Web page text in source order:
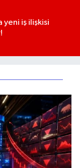
yeni iş ilişkisi